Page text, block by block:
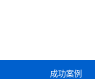
成功案例